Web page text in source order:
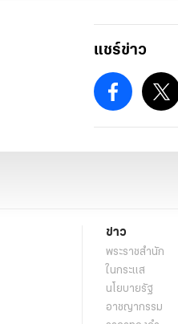
แชร์ข่าว
ข่าว
พระราชสำนัก
ในกระแส
นโยบายรัฐ
อาชญากรรม